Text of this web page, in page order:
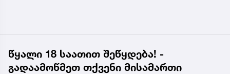
წყალი 18 საათით შეწყდება! -
გადაამოწმეთ თქვენი მისამართი